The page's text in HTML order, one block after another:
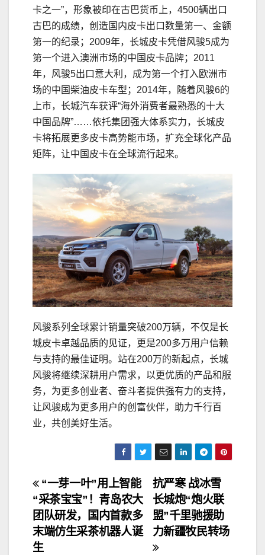
卡之一”，形象被印在古巴货币上，4500辆出口
古巴的成绩，创造国内皮卡出口数量第一、金额
第一的纪录；2009年，长城皮卡凭借风骏5成为
第一个进入澳洲市场的中国皮卡品牌；2011
年，风骏5出口意大利，成为第一个打入欧洲市
场的中国柴油皮卡车型；2014年，随着风骏6的
上市，长城汽车获评“海外消费者最熟悉的十大
中国品牌”……依托集团强大体系实力，长城皮
卡将拓展更多皮卡高势能市场，扩充全球化产品
矩阵，让中国皮卡在全球流行起来。
风骏系列全球累计销量突破200万辆，不仅是长
城皮卡卓越品质的见证，更是200多万用户信赖
与支持的最佳证明。站在200万的新起点，长城
风骏将继续深耕用户需求，以更优质的产品和服
务，为更多创业者、奋斗者提供强有力的支持，
让风骏成为更多用户的创富伙伴，助力千行百
业，共创美好生活。
文
章
导
抗严寒 战冰雪
长城炮“炮火联
盟”千里驰援助
力新疆牧民转场
“一芽一叶”用上智能
“采茶宝宝”！青岛农大
团队研发，国内首款多
末端仿生采茶机器人诞
生